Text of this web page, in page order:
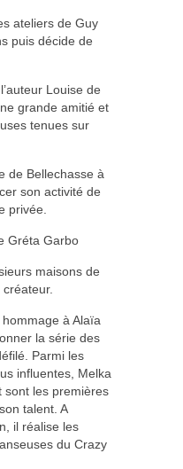
ateliers de Guy
puis décide de
Louise de
grande amitié et
tenues sur
de Bellechasse à
son activité de
privée.
Gréta Garbo
maisons de
à Alaïa
la série des
Parmi les
influentes, Melka
sont les premières
talent. A
il réalise les
du Crazy